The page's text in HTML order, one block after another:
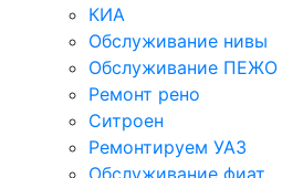
КИА
Обслуживание нивы
Обслуживание ПЕЖО
Ремонт рено
Ситроен
Ремонтируем УАЗ
Обслуживание фиат